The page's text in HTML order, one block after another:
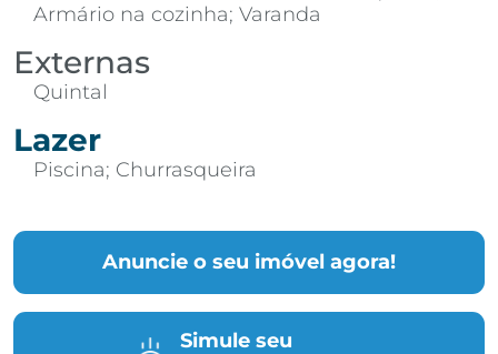
Anuncie o seu imóvel agora!
Simule seu
Armário na cozinha; Varanda
Externas
Quintal
Lazer
Piscina; Churrasqueira